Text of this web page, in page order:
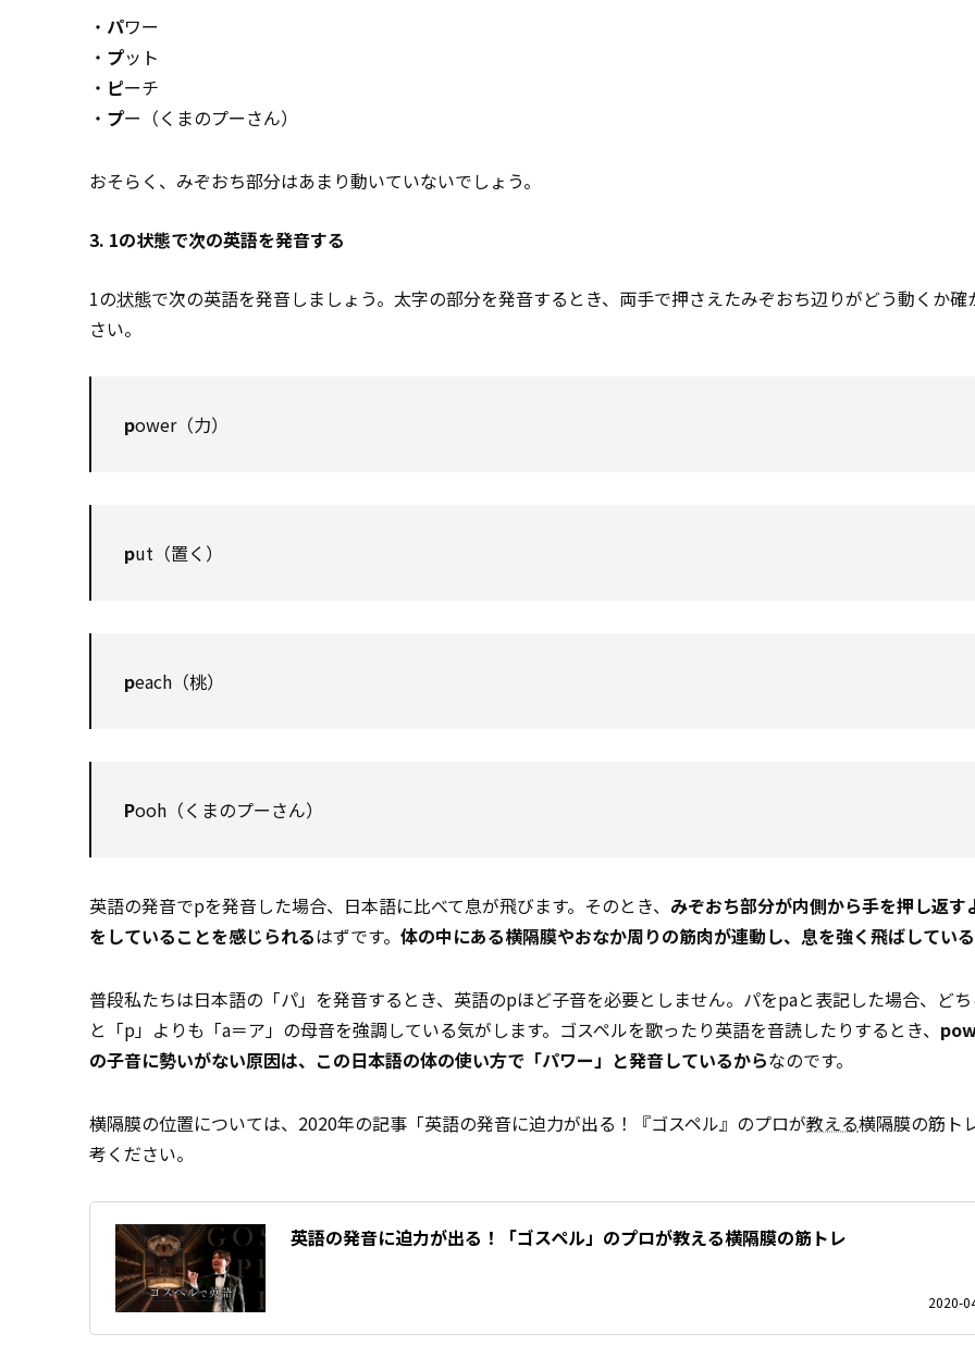
・ パワー
・ プット
・ ピーチ
・ プー（くまのプーさん）
おそらく、みぞおち部分はあまり動いていないでしょう。
3. 1の状態で次の英語を発音する
1の状態で次の英語を発音しましょう。太字の部分を発音するとき、両手で押さえたみぞおち辺りがどう動くか確
さい。
power（力）
put（置く）
peach（桃）
Pooh（くまのプーさん）
英語の発音でpを発音した場合、日本語に比べて息が飛びます。そのとき、 みぞおち部分が内側から手を押し返す
をしていることを感じられるはずです。 体の中にある横隔膜やおなか周りの筋肉が連動し、息を強く飛ばしている
普段私たちは日本語の「パ」を発音するとき、英語のpほど子音を必要としません。パをpaと表記した場合、ど
と「p」よりも「a＝ア」の母音を強調している気がします。ゴスペルを歌ったり英語を音読したりするとき、
の子音に勢いがない原因は、この日本語の体の使い方で「パワー」と発音しているからなのです。
横隔膜の位置については、2020年の記事「英語の発音に迫力が出る！『ゴスペル』のプロが教える横隔膜の筋ト
考ください。
英語の発音に迫力が出る！「ゴスペル」のプロが教える横隔膜の筋トレ
2020-